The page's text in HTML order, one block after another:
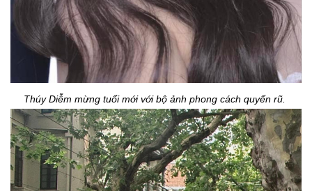
Thúy Diễm mừng tuổi mới với bộ ảnh phong cách quyến rũ.